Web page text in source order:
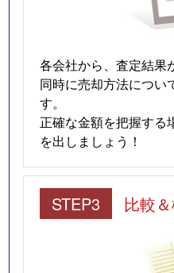
各会社から、査定結果
同時に売却方法につい
す。
正確な金額を把握する
を出しましょう！
STEP3 比較